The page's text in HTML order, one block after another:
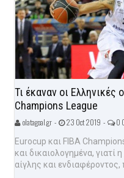
Τι έκαναν οι Ελληνικές
Champions League
olatagoal.gr - 23 Oct 2019 - 0
Eurocup και FIBA
και δικαιολογημένα, γιατί
αίγλης και ενδιαφέροντος,